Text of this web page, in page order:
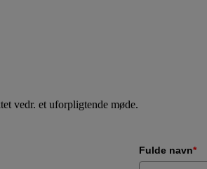
vedr. et uforpligtende møde.
Fulde navn*